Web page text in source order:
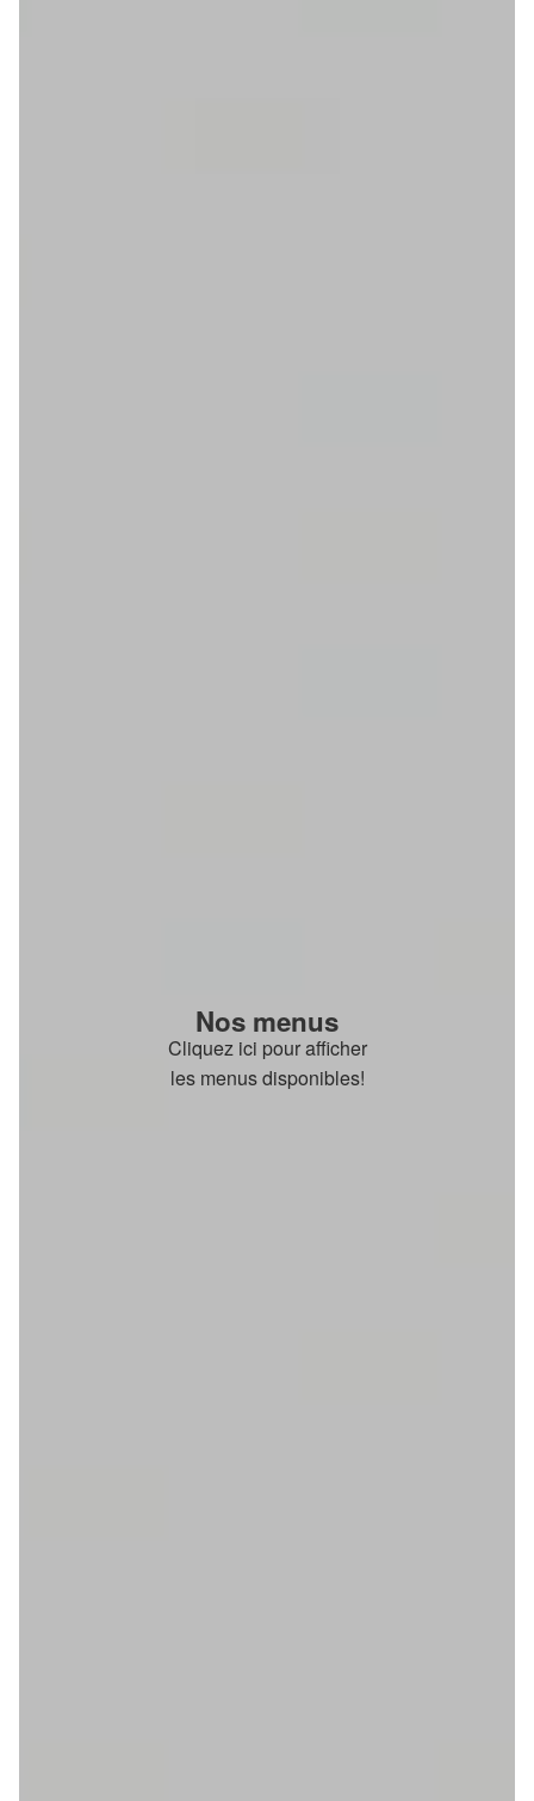
Nos menus
Cliquez ici pour afficher
les menus disponibles!